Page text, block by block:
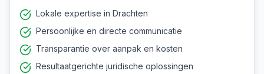
Lokale expertise in Drachten
Persoonlijke en directe communicatie
Transparantie over aanpak en kosten
Resultaatgerichte juridische oplossingen